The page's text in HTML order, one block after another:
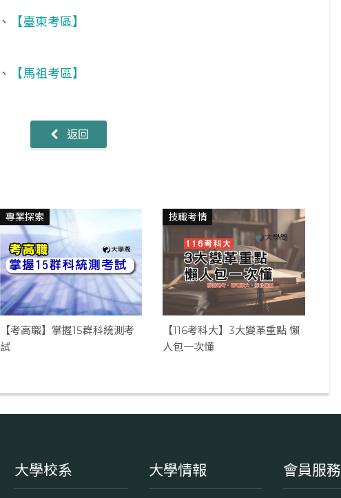
、 【臺東考區】
、 【馬祖考區】
返回
專業探索
【考高職】掌握15群科統測考
試
技職考情
【116考科大】3大變革重點 懶
人包一次懂
大學校系 大學情報 會員服務